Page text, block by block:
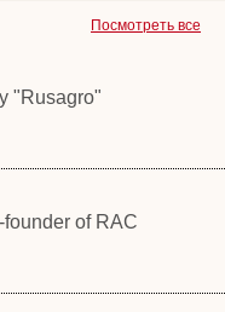
Посмотреть все
"Rusagro"
of RAC